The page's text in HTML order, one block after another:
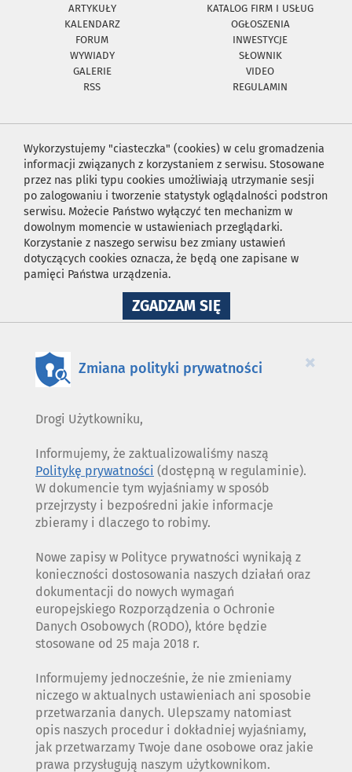
ARTYKUŁY
KATALOG FIRM I USŁUG
KALENDARZ
OGŁOSZENIA
FORUM
INWESTYCJE
WYWIADY
SŁOWNIK
GALERIE
VIDEO
RSS
REGULAMIN
Wykorzystujemy "ciasteczka" (cookies) w celu gromadzenia
informacji związanych z korzystaniem z serwisu. Stosowane
przez nas pliki typu cookies umożliwiają utrzymanie sesji
po zalogowaniu i tworzenie statystyk oglądalności podstron
serwisu. Możecie Państwo wyłączyć ten mechanizm w
dowolnym momencie w ustawieniach przeglądarki.
Korzystanie z naszego serwisu bez zmiany ustawień
dotyczących cookies oznacza, że będą one zapisane w
pamięci Państwa urządzenia.
ZGADZAM SIĘNA
WYKORZYSTANIE
×
Zmiana polityki prywatności
Drogi Użytkowniku,
Informujemy, że zaktualizowaliśmy naszą
Politykę prywatności (dostępną w regulaminie).
W dokumencie tym wyjaśniamy w sposób
przejrzysty i bezpośredni jakie informacje
zbieramy i dlaczego to robimy.
Nowe zapisy w Polityce prywatności wynikają z
konieczności dostosowania naszych działań oraz
dokumentacji do nowych wymagań
europejskiego Rozporządzenia o Ochronie
Danych Osobowych (RODO), które będzie
stosowane od 25 maja 2018 r.
Informujemy jednocześnie, że nie zmieniamy
niczego w aktualnych ustawieniach ani sposobie
przetwarzania danych. Ulepszamy natomiast
opis naszych procedur i dokładniej wyjaśniamy,
jak przetwarzamy Twoje dane osobowe oraz jakie
prawa przysługują naszym użytkownikom.